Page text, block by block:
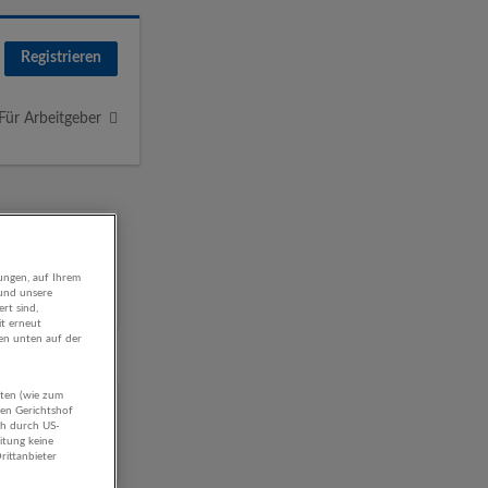
Registrieren
Für Arbeitgeber
auf Ihrem
unsere
sind,
erneut
unten auf der
(wie zum
Gerichtshof
durch US-
keine